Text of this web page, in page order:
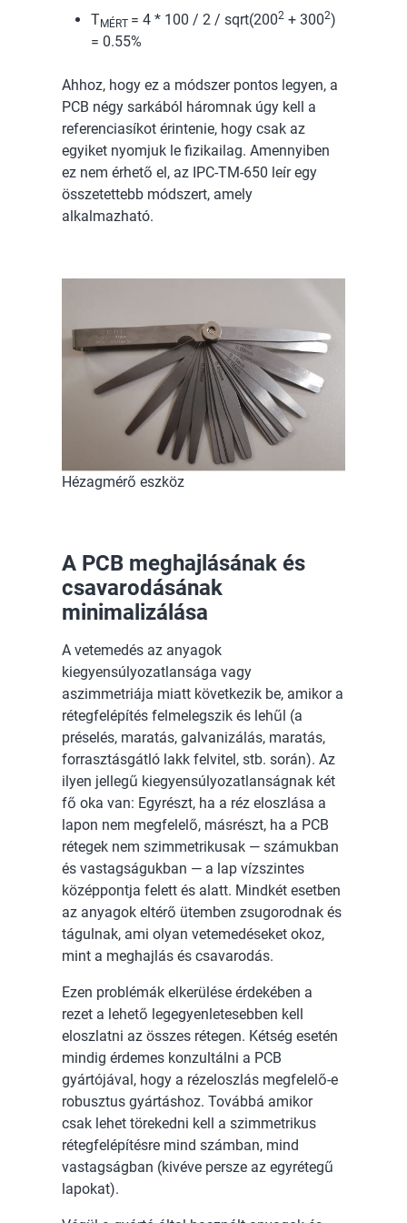
TMÉRT = 4 * 100 / 2 / sqrt(2002 + 3002)
= 0.55%
Ahhoz, hogy ez a módszer pontos legyen, a
PCB négy sarkából háromnak úgy kell a
referenciasíkot érintenie, hogy csak az
egyiket nyomjuk le fizikailag. Amennyiben
ez nem érhető el, az IPC-TM-650 leír egy
összetettebb módszert, amely
alkalmazható.
Hézagmérő eszköz
A PCB meghajlásának és
csavarodásának
minimalizálása
A vetemedés az anyagok
kiegyensúlyozatlansága vagy
aszimmetriája miatt következik be, amikor a
rétegfelépítés felmelegszik és lehűl (a
préselés, maratás, galvanizálás, maratás,
forrasztásgátló lakk felvitel, stb. során). Az
ilyen jellegű kiegyensúlyozatlanságnak két
fő oka van: Egyrészt, ha a réz eloszlása a
lapon nem megfelelő, másrészt, ha a PCB
rétegek nem szimmetrikusak — számukban
és vastagságukban — a lap vízszintes
középpontja felett és alatt. Mindkét esetben
az anyagok eltérő ütemben zsugorodnak és
tágulnak, ami olyan vetemedéseket okoz,
mint a meghajlás és csavarodás.
Ezen problémák elkerülése érdekében a
rezet a lehető legegyenletesebben kell
eloszlatni az összes rétegen. Kétség esetén
mindig érdemes konzultálni a PCB
gyártójával, hogy a rézeloszlás megfelelő-e
robusztus gyártáshoz. Továbbá amikor
csak lehet törekedni kell a szimmetrikus
rétegfelépítésre mind számban, mind
vastagságban (kivéve persze az egyrétegű
lapokat).